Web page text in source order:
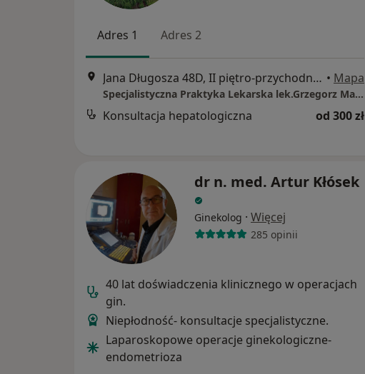
Adres 1 Adres 2
Jana Długosza 48D, II piętro-przychodnia., Wrocław • Mapa
Specjalistyczna Praktyka Lekarska lek.Grzegorz Madej
Konsultacja hepatologiczna od 300 zł
dr n. med. Artur Kłósek
Ginekolog · Więcej
285 opinii
40 lat doświadczenia klinicznego w operacjach
gin.
Niepłodność- konsultacje specjalistyczne.
Laparoskopowe operacje ginekologiczne-
endometrioza